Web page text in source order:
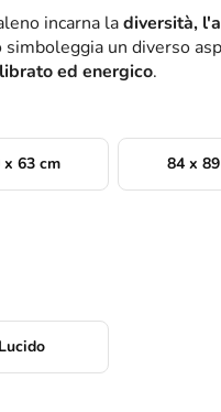
incarna ladiversità,
simboleggia un diverso
ed energico.
x 63 cm 84 x
Lucido